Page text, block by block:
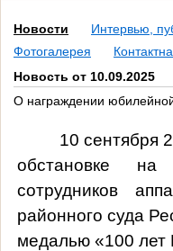
Новости
Интервью,
Фотогалерея
Новость от 10.09.2025
О награждении
10 сентября
обстановке
сотрудников
районного суда
медалью «100 лет